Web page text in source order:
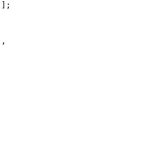
[];
],